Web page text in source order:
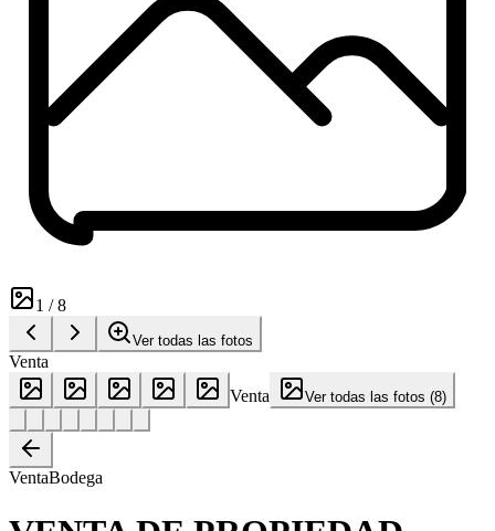
1 /8
Ver todas las fotos
Venta
Venta
Ver todas las fotos (8)
VentaBodega